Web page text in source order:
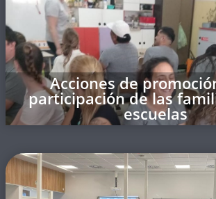
Acciones de
participación de las
escuelas